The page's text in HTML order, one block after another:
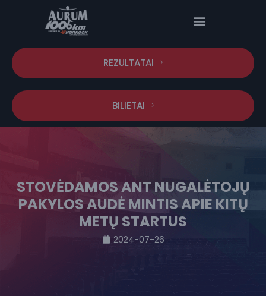
REZULTATAI
BILIETAI
STOVĖDAMOS ANT NUGALĖTOJŲ
PAKYLOS AUDĖ MINTIS APIE KITŲ
METŲ STARTUS
2024-07-26